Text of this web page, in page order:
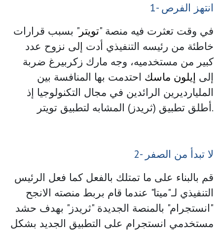
1- انتهز الفرص
في وقت تعثرت فيه منصة "تويتر" بسبب قرارات
خاطئة من رئيسه التنفيذي أدت إلى نزوح عدد
كبير من مستخدميه، وجه مارك زكربيرغ ضربة
إلى إيلون ماسك احتدمت بها المنافسة بين
المليارديرين الرائدين في مجال التكنولوجيا إذ
أطلق تطبيق (ثريدز) المشابه لتطبيق تويتر.
2- لا تبدأ من الصفر
قم بالبناء على ما تمتلك بالفعل كما فعل الرئيس
التنفيذي لـ"ميتا" عندما قام بربط منصته الانجح
"انستجرام" بالمنصة الجديدة "ثريدز" بهدف حشد
مستخدمي انستجرام على التطبيق الجديد بشكل